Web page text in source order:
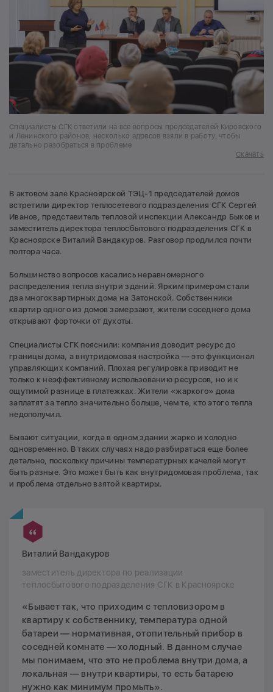
Специалисты СГК ответили на все вопросы председателей Кировского
и Ленинского районов, несколько адресов взяли в работу, чтобы
детально разобраться в проблеме
Скачать
В актовом зале Красноярской ТЭЦ-1 председателей домов
встретили директор теплосетевого подразделения СГК Сергей
Иванов, представитель тепловой инспекции Александр Быков и
заместитель директора теплосбытового подразделения СГК в
Красноярске Виталий Вандакуров. Разговор продлился почти
полтора часа.
Большинство вопросов касались неравномерного
распределения тепла внутри зданий. Ярким примером стали
два многоквартирных дома на Затонской. Собственники
квартир одного из домов замерзают, жители соседнего дома
открывают форточки от духоты.
Специалисты СГК пояснили: компания доводит ресурс до
границы дома, а внутридомовая настройка — это функционал
управляющих компаний. Плохая регулировка приводит не
только к неэффективному использованию ресурсов, но и к
ощутимой разнице в платежках. Жители «жаркого» дома
заплатят за тепло значительно больше, чем те, кто этого тепла
недополучил.
Бывают ситуации, когда в одном здании жарко и холодно
одновременно. В таких случаях надо разбираться еще более
детально, поскольку причины температурных качелей могут
быть разные. Это может быть как внутридомовая проблема, так
и проблема отдельно взятой квартиры.
Виталий Вандакуров
заместитель директора по реализации
теплосбытового подразделения СГК в Красноярске
«Бывает так, что приходим с тепловизором в
квартиру к собственнику, температура одной
батареи — нормативная, отопительный прибор в
соседней комнате — холодный. В данном случае
мы понимаем, что это не проблема внутри дома, а
локальная — внутри квартиры, то есть батарею
нужно как минимум промыть».